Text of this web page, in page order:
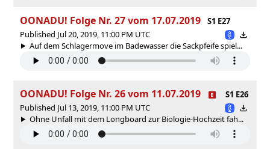
OONADU! Folge Nr. 27 vom 17.07.2019
S1 E27
Published Jul 20, 2019, 11:00 PM UTC
Auf dem Schlagermove im Badewasser die Sackpfeife spiel...
OONADU! Folge Nr. 26 vom 11.07.2019
S1 E26
Published Jul 13, 2019, 11:00 PM UTC
Ohne Unfall mit dem Longboard zur Biologie-Hochzeit fah...